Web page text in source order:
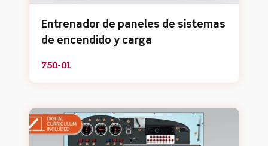
Entrenador de paneles de sistemas
de encendido y carga
750-01